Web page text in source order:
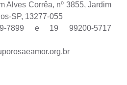
Alves Corrêa, nº 3855, Jardim
SP, 13277-055
7899 e 19 99200-5717